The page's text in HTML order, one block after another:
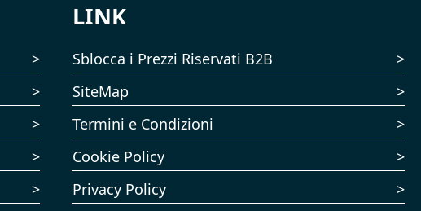
LINK
Sblocca i Prezzi Riservati B2B
SiteMap
Termini e Condizioni
Cookie Policy
Privacy Policy